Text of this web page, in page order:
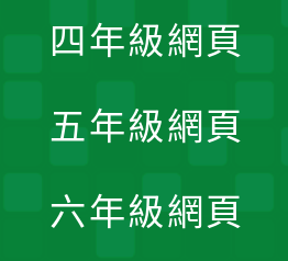
四年級網頁
五年級網頁
六年級網頁